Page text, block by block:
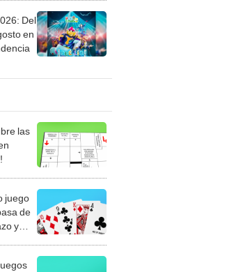
Del
en
las
juego
de
y